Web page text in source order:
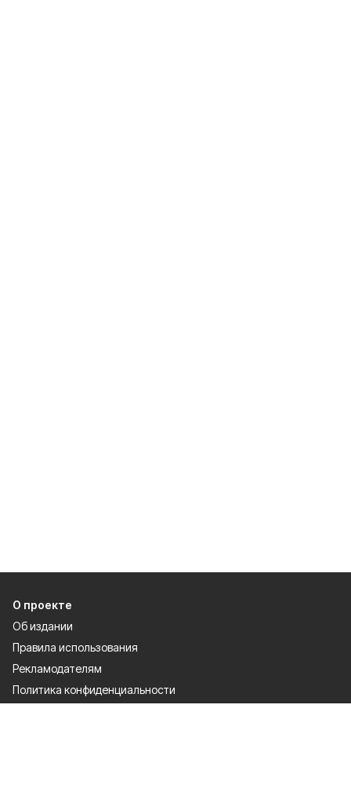
О проекте
Об издании
Правила использования
Рекламодателям
Политика конфиденциальности